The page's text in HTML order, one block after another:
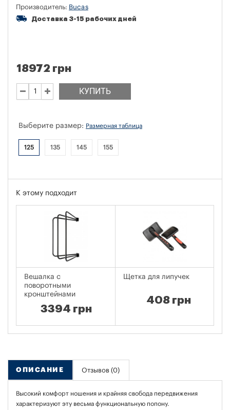
Производитель: Bucas
Доставка 3-15 рабочих дней
КУПИТЬ
18972 грн
Выберите размер: Размерная таблица
125 135 145 155
К этому подходит
Вешалка с
поворотными
кронштейнами
3394 грн
Щетка для липучек
408 грн
ОПИСАНИЕ Отзывов (0)
Высокий комфорт ношения и крайняя свобода передвижения
характеризуют эту весьма функциональную попону.